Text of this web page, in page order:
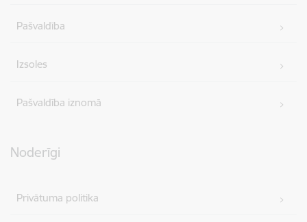
Pašvaldība
Izsoles
Pašvaldība iznomā
Noderīgi
Privātuma politika